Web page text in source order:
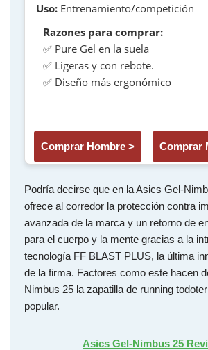
Uso: Entrenamiento/competición
Razones para comprar:
✅ Pure Gel en la suela
✅ Ligeras y con rebote.
✅ Diseño más ergonómico
Comprar Hombre > Comprar
Podría decirse que en la Asics Gel-
ofrece al corredor la protección contra
avanzada de la marca y un retorno de
para el cuerpo y la mente gracias a la
tecnología FF BLAST PLUS, la última
de la firma. Factores como este hacen
Nimbus 25 la zapatilla de running
popular.
Asics Gel-Nimbus 25